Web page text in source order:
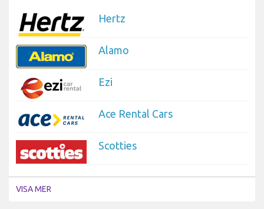
Hertz
Alamo
Ezi
Ace Rental Cars
Scotties
VISA MER